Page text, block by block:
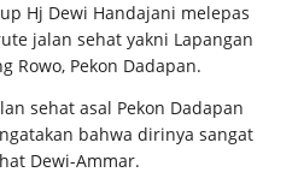
Hj Dewi Handajani melepas
jalan sehat yakni Lapangan
Rowo, Pekon Dadapan.
sehat asal Pekon Dadapan
bahwa dirinya sangat
Dewi-Ammar.